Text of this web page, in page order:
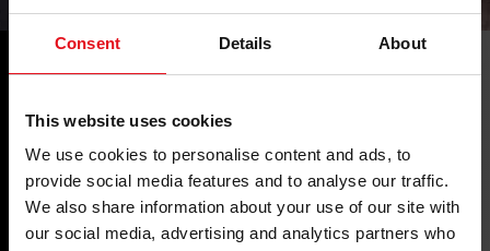
Consent Details About
This website uses cookies
We use cookies to personalise content and ads, to
provide social media features and to analyse our traffic.
We also share information about your use of our site with
our social media, advertising and analytics partners who
Tus ventajas